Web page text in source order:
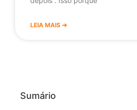
LEIA MAIS ➔
Sumário